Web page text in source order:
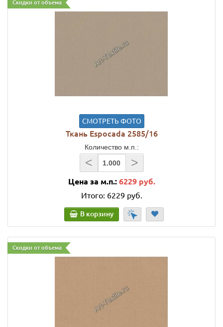
Скидки от объема
СМОТРЕТЬ ФОТО
Ткань Espocada 2585/16
Количество м.п.:
< >
Цена за м.п.: 6229 руб.
Итого: 6229 руб.
В корзину
Скидки от объема